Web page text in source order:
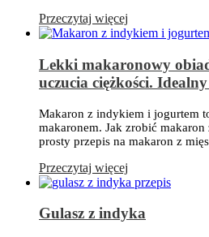
Przeczytaj więcej
Lekki makaronowy
uczucia ciężkości.
Makaron z indykiem i jogurtem
makaronem. Jak zrobić
prosty przepis na makaron z
Przeczytaj więcej
Gulasz z indyka